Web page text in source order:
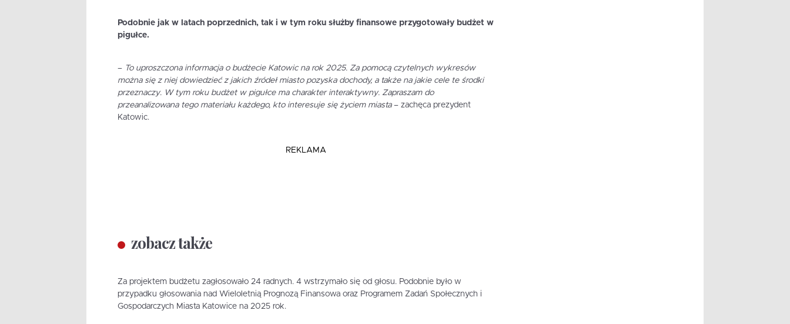
Podobnie jak w latach poprzednich, tak i w tym roku służby finansowe przygotowały budżet w
pigułce.
– To uproszczona informacja o budżecie Katowic na rok 2025. Za pomocą czytelnych wykresów
można się z niej dowiedzieć z jakich źródeł miasto pozyska dochody, a także na jakie cele te środki
przeznaczy. W tym roku budżet w pigułce ma charakter interaktywny. Zapraszam do
przeanalizowana tego materiału każdego, kto interesuje się życiem miasta– zachęca prezydent
Katowic.
REKLAMA
zobacz także
Za projektem budżetu zagłosowało 24 radnych. 4 wstrzymało się od głosu. Podobnie było w
przypadku głosowania nad Wieloletnią Prognozą Finansowa oraz Programem Zadań Społecznych i
Gospodarczych Miasta Katowice na 2025 rok.